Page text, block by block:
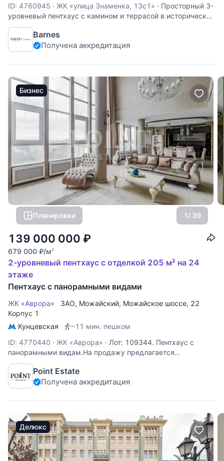
ID: 4760945 · ЖК «улица Знаменка, 13с1» · Просторный 3-
уровневый пентхаус с камином и террасой в историческом
центре Москвы напротив Кремля. В квартире 3 уровня, 8
комнат, круглый бельведер 50 кв.м. с выходом на две
открытые смотровые площадки по 50 кв.м. каждая с
Barnes
Получена аккредитация
Бизнес
Планировка 1/ 39
139 000 000 ₽
679 000 ₽/м2
2-уровневый пентхаус с отделкой 205 м² на 24
этаже
Пентхаус с панорамными видами
ЖК «Аврора» ЗАО, Можайский, Можайское шоссе, 22
Корпус 1
Кунцевская
~11 мин. пешком
ID: 4770440 · ЖК «Аврора» · Лот: 109344. Пентхаус с
панорамными видам.На продажу предлагается
двухуровневый видовой пентхаус в ЖК «Аврора»
площадью 205,5 кв.м.В 2021 году в квартире произведен
капитальный ремонт и выполнена дизайнерская отделка в
Point Estate
Получена аккредитация
Делюкс